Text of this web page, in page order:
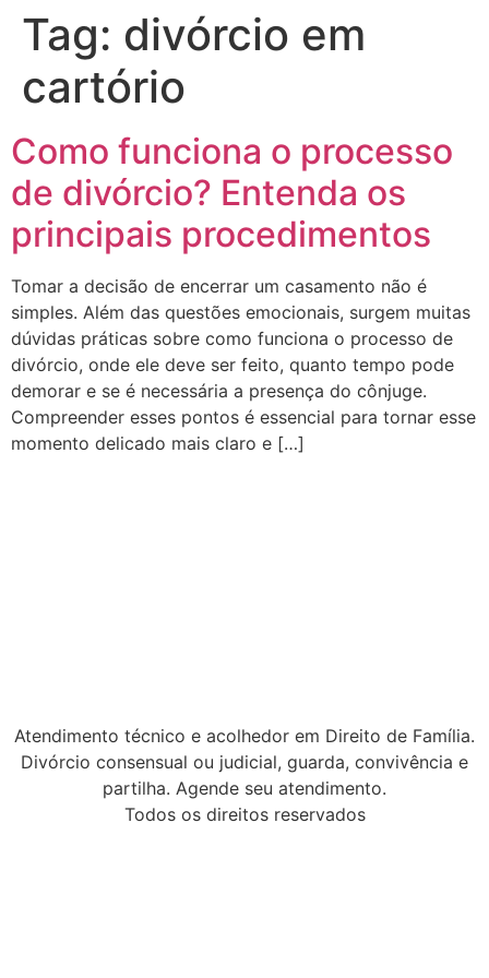
Tag: divórcio em
cartório
Como funciona o processo
de divórcio? Entenda os
principais procedimentos
Tomar a decisão de encerrar um casamento não é
simples. Além das questões emocionais, surgem muitas
dúvidas práticas sobre como funciona o processo de
divórcio, onde ele deve ser feito, quanto tempo pode
demorar e se é necessária a presença do cônjuge.
Compreender esses pontos é essencial para tornar esse
momento delicado mais claro e […]
Atendimento técnico e acolhedor em Direito de Família.
Divórcio consensual ou judicial, guarda, convivência e
partilha. Agende seu atendimento.
Todos os direitos reservados